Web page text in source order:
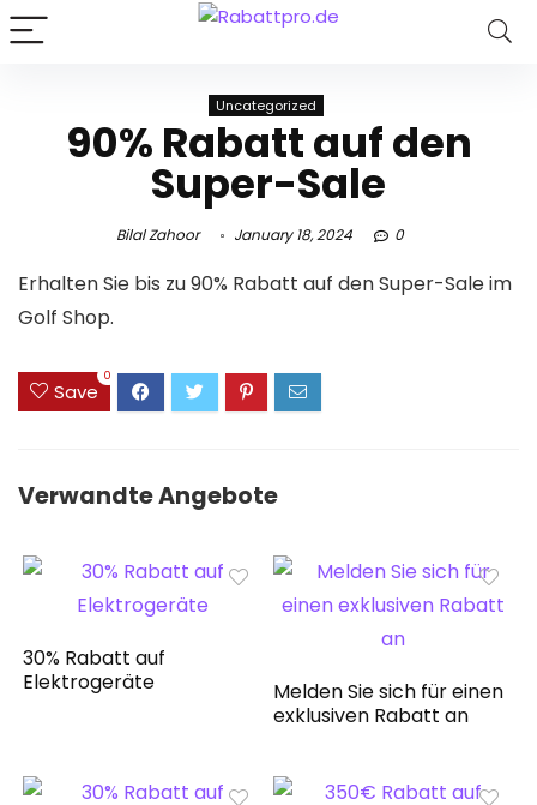
Uncategorized
90% Rabatt auf den
Super-Sale
Bilal Zahoor January 18, 2024 0
Erhalten Sie bis zu 90% Rabatt auf den Super-Sale im
Golf Shop.
Save
0
Verwandte Angebote
30% Rabatt auf
Elektrogeräte
Melden Sie sich für einen
exklusiven Rabatt an